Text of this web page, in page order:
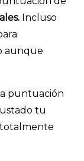
Incluso
aunque
puntuación
tu